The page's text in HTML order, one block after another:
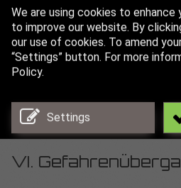
Im Übrigen ist der Käufer
vertretenden Verzugs zur
Rechte erst dann
Verzugseintritt gesetzte
drei Wochen fruchtlos
VI.
We are using cookies to enhance
to improve our website. By
our use of cookies. To amend
“Settings” button. For more
Policy.
Settings